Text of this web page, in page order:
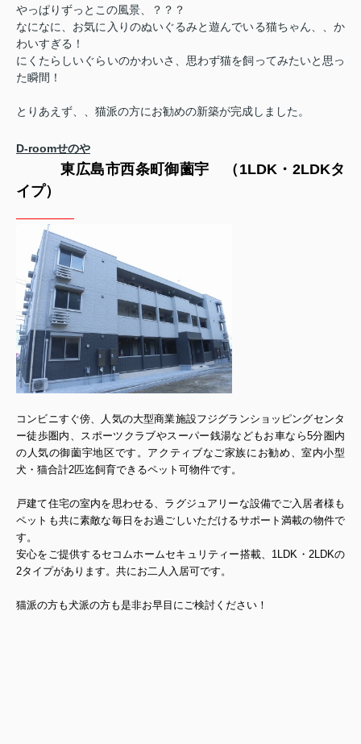
やっぱりずっとこの風景、？？？
なになに、お気に入りのぬいぐるみと遊んでいる猫ちゃん、、か
わいすぎる！
にくたらしいぐらいのかわいさ、思わず猫を飼ってみたいと思っ
た瞬間！
とりあえず、、猫派の方にお勧めの新築が完成しました。
D-roomせのや
東広島市西条町御薗宇 （1LDK・2LDKタ
イプ）
コンビニすぐ傍、人気の大型商業施設フジグランショッピングセンタ
ー徒歩圏内、スポーツクラブやスーパー銭湯などもお車なら5分圏内
の人気の御薗宇地区です。アクティブなご家族にお勧め、室内小型
犬・猫合計2匹迄飼育できるペット可物件です。
戸建て住宅の室内を思わせる、ラグジュアリーな設備でご入居者様も
ペットも共に素敵な毎日をお過ごしいただけるサポート満載の物件で
す。
安心をご提供するセコムホームセキュリティー搭載、1LDK・2LDKの
2タイプがあります。共にお二人入居可です。
猫派の方も犬派の方も是非お早目にご検討ください！